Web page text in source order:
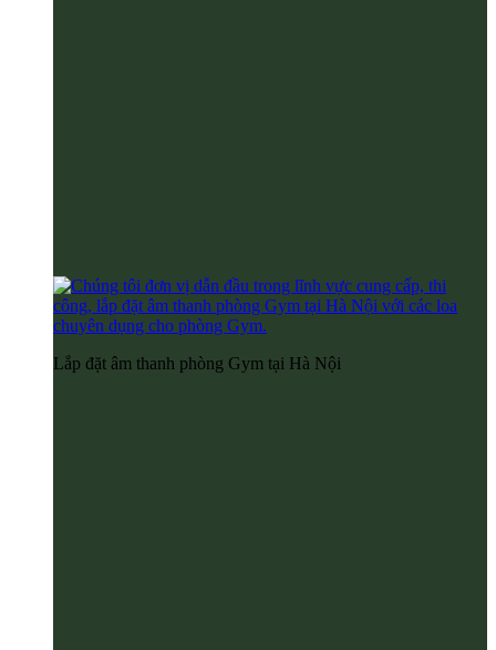
Lắp đặt âm thanh phòng Gym tại Hà Nội